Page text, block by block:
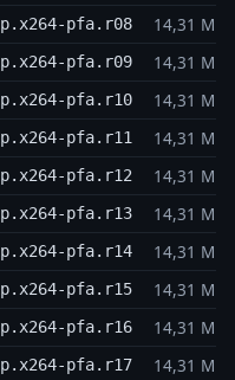
pfa.r08 14,31 MB
pfa.r09 14,31 MB
pfa.r10 14,31 MB
pfa.r11 14,31 MB
pfa.r12 14,31 MB
pfa.r13 14,31 MB
pfa.r14 14,31 MB
pfa.r15 14,31 MB
pfa.r16 14,31 MB
pfa.r17 14,31 MB